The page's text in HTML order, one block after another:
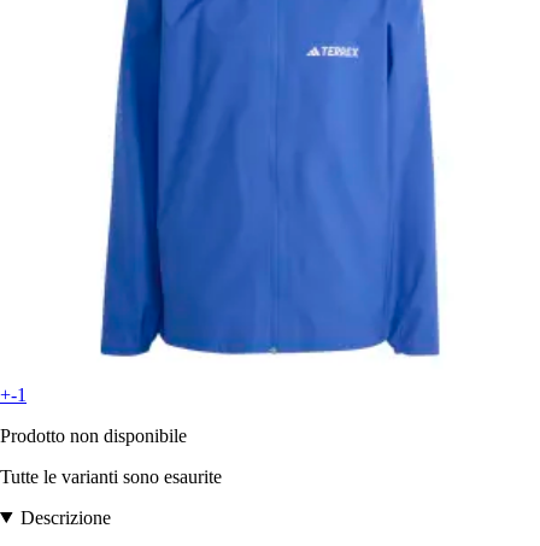
+-1
Prodotto non disponibile
Tutte le varianti sono esaurite
Descrizione